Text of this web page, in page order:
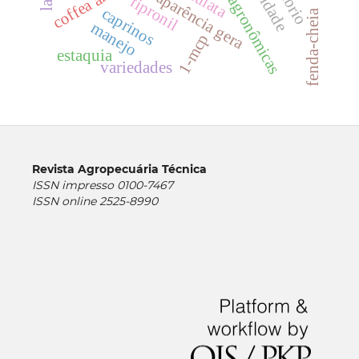
caprinosaparência gera
1-mcp
variedades
fipronil fenda-cheia
manejo
estaquia
Revista Agropecuária Técnica
ISSN impresso 0100-7467
ISSN online 2525-8990